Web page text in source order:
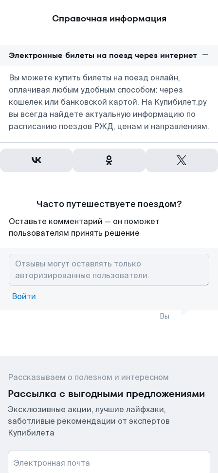
Справочная информация
Электронные билеты на поезд через интернет
Вы можете купить билеты на поезд онлайн,
оплачивая любым удобным способом: через
кошелек или банковской картой. На Купибилет.ру
вы всегда найдете актуальную информацию по
расписанию поездов РЖД, ценам и направлениям.
Часто путешествуете поездом?
Оставьте комментарий — он поможет
пользователям принять решение
Войти
Вы
Рассказываем о полезном и интересном
Рассылка с выгодными предложениями
Эксклюзивные акции, лучшие лайфхаки,
заботливые рекомендации от экспертов
Купибилета
Электронная почта